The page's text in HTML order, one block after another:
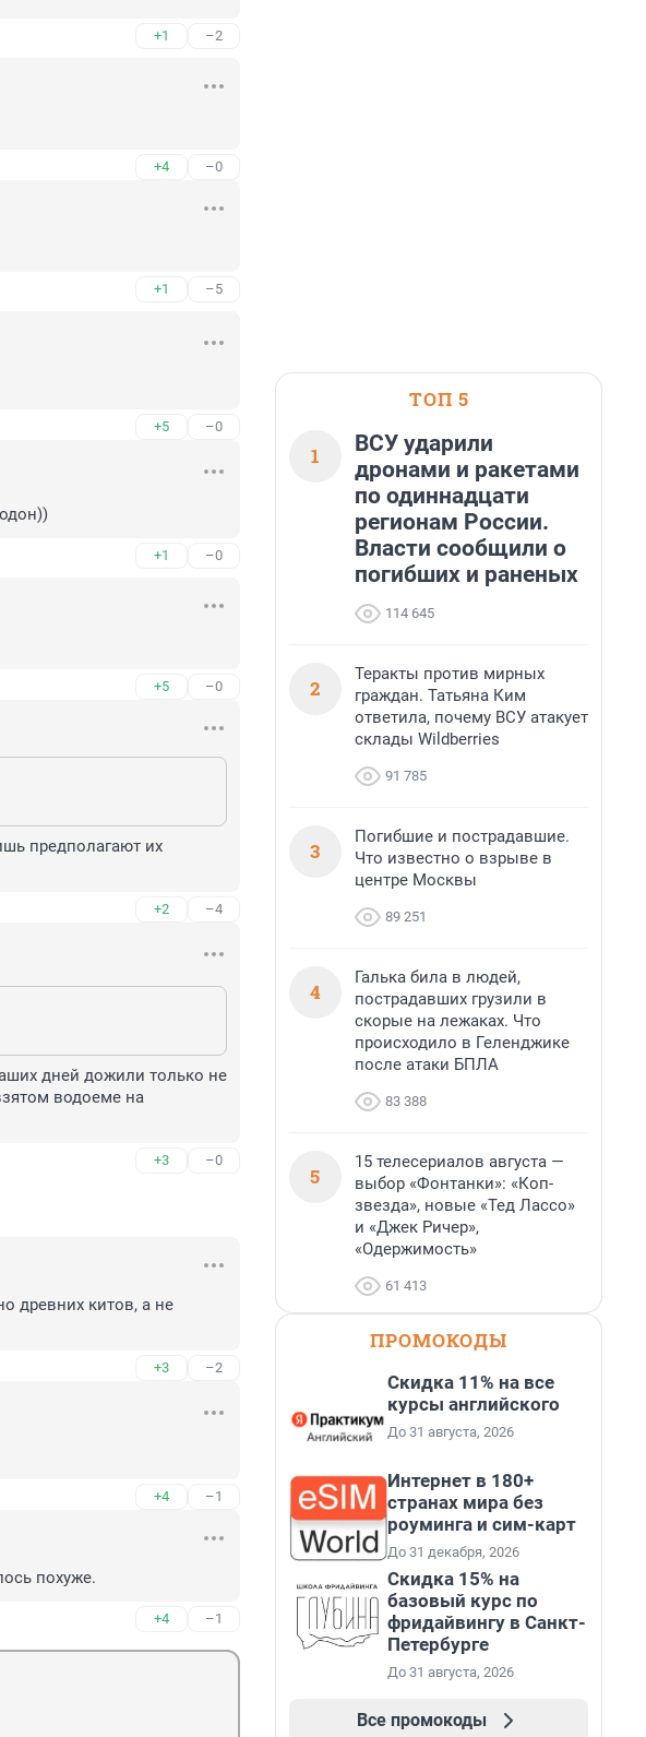
+1 –2
+4 –0
+1 –5
+5 –0
+1 –0
+5 –0
предполагают их
+2 –4
дней дожили только не
водоеме на
+3 –0
древних китов, а не
+3 –2
+4 –1
похуже.
+4 –1
ТОП 5
1
ВСУ ударили
дронами и ракетами
по одиннадцати
регионам России.
Власти сообщили о
погибших и раненых
114 645
2
Теракты против мирных
граждан. Татьяна Ким
ответила, почему ВСУ атакует
склады Wildberries
91 785
3
Погибшие и пострадавшие.
Что известно о взрыве в
центре Москвы
89 251
4
Галька била в людей,
пострадавших грузили в
скорые на лежаках. Что
происходило в Геленджике
после атаки БПЛА
83 388
5
15 телесериалов августа —
выбор «Фонтанки»: «Коп-
звезда», новые «Тед Лассо»
и «Джек Ричер»,
«Одержимость»
61 413
ПРОМОКОДЫ
Скидка 11% на все
курсы английского
До 31 августа, 2026
Интернет в 180+
странах мира без
роуминга и сим-карт
До 31 декабря, 2026
Скидка 15% на
базовый курс по
фридайвингу в Санкт-
Петербурге
До 31 августа, 2026
Все промокоды